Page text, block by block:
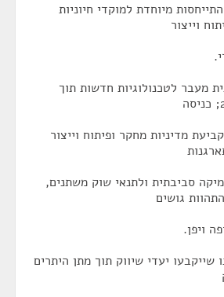
מיוחדת למוקדי חיוניות
וייצור
מעבר לטכנולוגיות חדשות תוך
מדיניות מחקר ופיתוח וייצור
סביבתית ולתנאי שוק משתנים,
גושים
ויפן.
יעדי שיווק תוך מתן היתרים